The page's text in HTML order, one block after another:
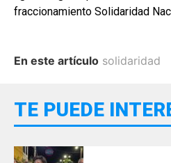
fraccionamiento Solidaridad
En este artículo solidaridad
TE PUEDE